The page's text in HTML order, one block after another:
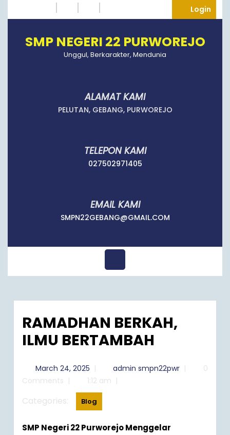
to
Login
SMP NEGERI 22 PURWOREJO
Unggul, Berkarakter, Mendunia
ALAMAT KAMI
PELUTAN, GEBANG, PURWOREJO
TELEPON KAMI
027502971405027502971405
EMAIL KAMI
SMPN22GEBANG@GMAIL.COM
Open
Menu
RAMADHAN BERKAH,
ILMU BERTAMBAH
March 24, 2025March
24,
| admin smpn22pwradmin
|
0
Comments | 1:12 am |
Categories: Blog
SMP Negeri 22 Purworejo Menggelar